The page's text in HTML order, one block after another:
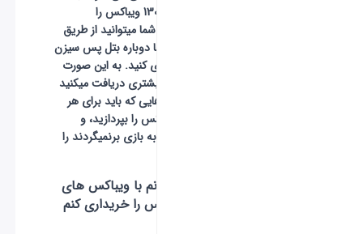
برمیگرداند که شما میتوانید از طریق
این ویباکس ها دوباره بتل پس سیزن
بعد را خریداری کنید. به این صورت
هم ویباکس بیشتری دریافت میکنید
و هم اسکین هایی که باید برای هر
کدام 800 ویباکس را بپردازید، و
همچنین دیگر به بازی برنمیگردند را
چگونه میتوانم با ویباکس های
خودم بتل پس را خریداری کنم